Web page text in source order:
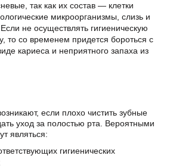
так как их состав — клетки
микроорганизмы, слизь и
не осуществлять гигиеническую
то со временем придется бороться с
кариеса и неприятного запаха из
если плохо чистить зубные
уход за полостью рта. Вероятными
являться:
гигиенических